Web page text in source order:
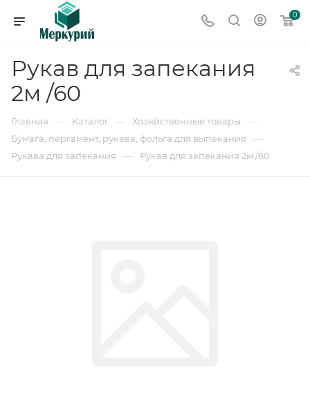
0
Рукав для запекания
2м /60
Главная — Каталог — Хозяйственные товары —
Бумага, пергамент, рукава, фольга для выпекания —
Рукава для запекания — Рукав для запекания 2м /60